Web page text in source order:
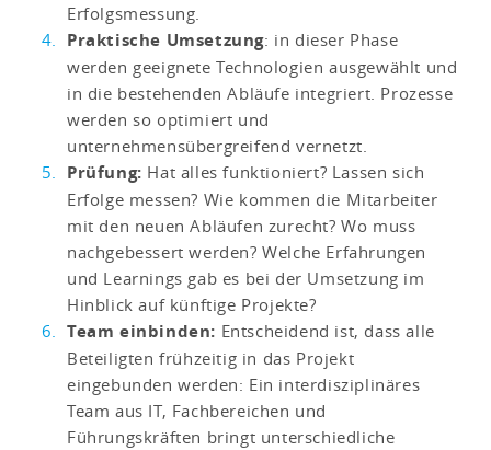
Erfolgsmessung.
Praktische Umsetzung: in dieser Phase
werden geeignete Technologien ausgewählt und
in die bestehenden Abläufe integriert. Prozesse
werden so optimiert und
unternehmensübergreifend vernetzt.
Prüfung: Hat alles funktioniert? Lassen sich
Erfolge messen? Wie kommen die Mitarbeiter
mit den neuen Abläufen zurecht? Wo muss
nachgebessert werden? Welche Erfahrungen
und Learnings gab es bei der Umsetzung im
Hinblick auf künftige Projekte?
Team einbinden: Entscheidend ist, dass alle
Beteiligten frühzeitig in das Projekt
eingebunden werden: Ein interdisziplinäres
Team aus IT, Fachbereichen und
Führungskräften bringt unterschiedliche